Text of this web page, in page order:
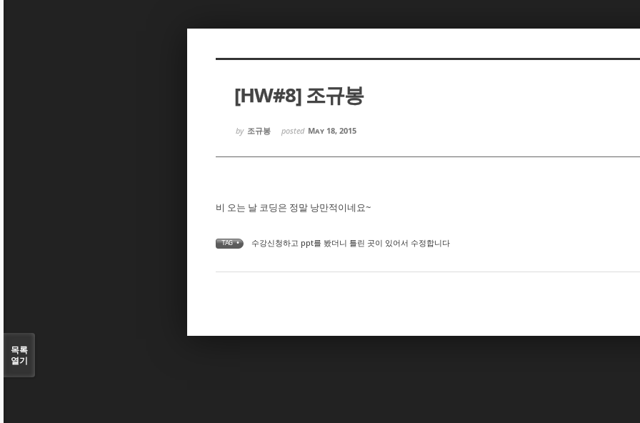
[HW#8] 조규봉
by 조규봉 posted May 18, 2015
비 오는 날 코딩은 정말 낭만적이네요~
TAG • 수강신청하고 ppt를 봤더니 틀린 곳이 있어서 수정합니다
목록
열기
Sketchbook5, 스케치북5
Sketchbook5, 스케치북5
Sketchbook5, 스케치북5
Sketchbook5, 스케치북5